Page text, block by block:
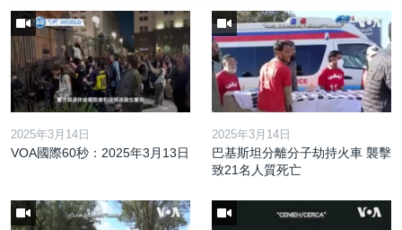
2025年3月14日
VOA國際60秒：2025年3月13日
2025年3月14日
巴基斯坦分離分子劫持火車 襲擊
致21名人質死亡